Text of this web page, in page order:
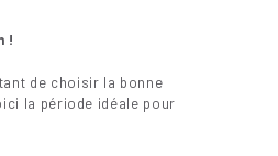
!
de choisir la bonne
la période idéale pour